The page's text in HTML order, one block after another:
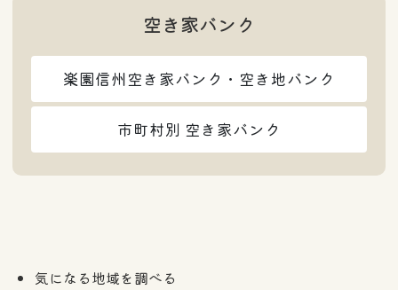
空き家バンク
楽園信州空き家バンク・空き地バンク
市町村別 空き家バンク
気になる地域を調べる